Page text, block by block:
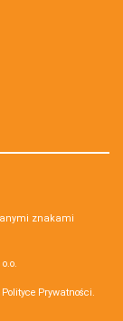
znakami
Polityce Prywatności.